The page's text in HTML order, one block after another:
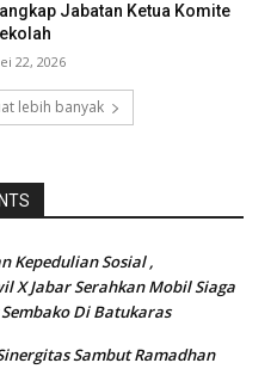
Jabatan Ketua Komite
22, 2026
lebih banyak
Kepedulian Sosial ,
X Jabar Serahkan Mobil Siaga
Di Batukaras
Sambut Ramadhan